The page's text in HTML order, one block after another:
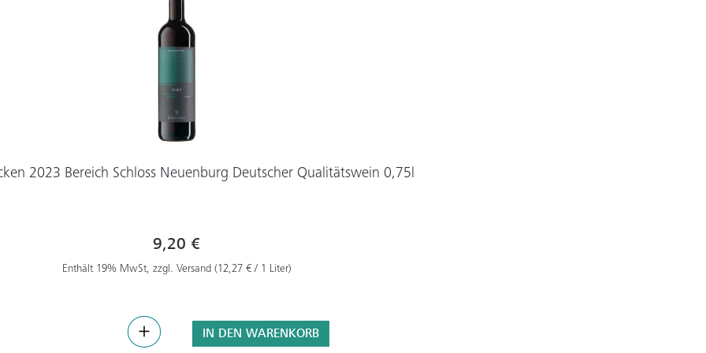
2023 Bereich Schloss Neuenburg Deutscher Qualitätswein 0,75l
9,20 €
Enthält 19% MwSt, zzgl. Versand (12,27 € / 1 Liter)
IN DEN WARENKORB